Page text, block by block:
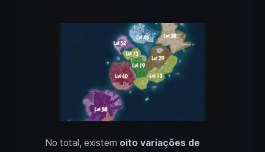
No total, existem oito variações de